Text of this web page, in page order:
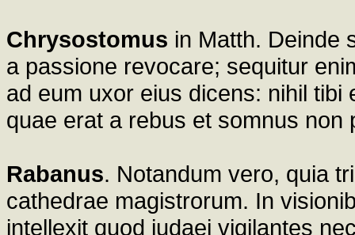
Chrysostomus in Matth. Deinde
a passione revocare; sequitur
ad eum uxor eius dicens: nihil
quae erat a rebus et somnus non
Rabanus. Notandum vero, quia
cathedrae magistrorum. In
intellexit quod iudaei vigilantes